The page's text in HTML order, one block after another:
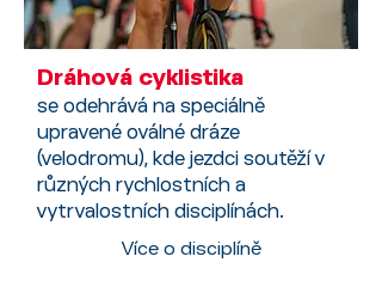
Dráhová cyklistika
se odehrává na speciálně
upravené oválné dráze
(velodromu), kde jezdci soutěží v
různých rychlostních a
vytrvalostních disciplínách.
Více o disciplíně